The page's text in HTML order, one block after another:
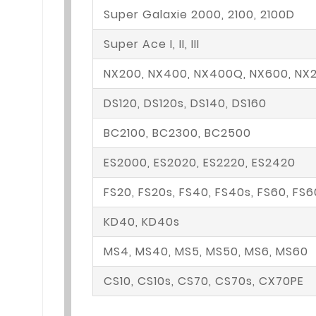
Super Galaxie 2000, 2100, 2100D
Super Ace I, II, III
NX200, NX400, NX400Q, NX600,
DS120, DS120s, DS140, DS160
BC2100, BC2300, BC2500
ES2000, ES2020, ES2220, ES2420
FS20, FS20s, FS40, FS40s, FS60,
KD40, KD40s
MS4, MS40, MS5, MS50, MS6, MS60
CS10, CS10s, CS70, CS70s, CX70PE